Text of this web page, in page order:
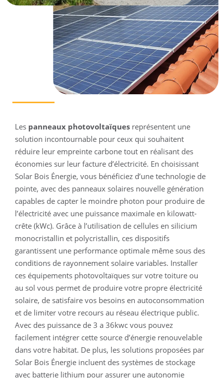
Les panneaux photovoltaïques représentent une
solution incontournable pour ceux qui souhaitent
réduire leur empreinte carbone tout en réalisant des
économies sur leur facture d’électricité. En choisissant
Solar Bois Énergie, vous bénéficiez d’une technologie de
pointe, avec des panneaux solaires nouvelle génération
capables de capter le moindre photon pour produire de
l’électricité avec une puissance maximale en kilowatt-
crête (kWc). Grâce à l’utilisation de cellules en silicium
monocristallin et polycristallin, ces dispositifs
garantissent une performance optimale même sous des
conditions de rayonnement solaire variables. Installer
ces équipements photovoltaïques sur votre toiture ou
au sol vous permet de produire votre propre électricité
solaire, de satisfaire vos besoins en autoconsommation
et de limiter votre recours au réseau électrique public.
Avec des puissance de 3 a 36kwc vous pouvez
facilement intégrer cette source d’énergie renouvelable
dans votre habitat. De plus, les solutions proposées par
Solar Bois Énergie incluent des systèmes de stockage
avec batterie lithium pour assurer une autonomie